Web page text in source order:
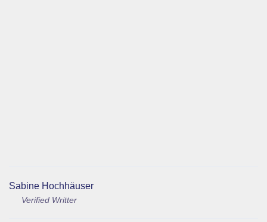
Sabine Hochhäuser
Verified Writter